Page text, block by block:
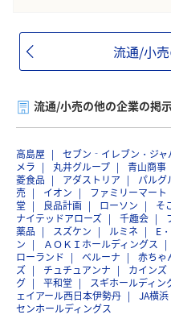
流通/小
流通/小売の他の企業の掲
高島屋 セブン‐イレブン・ジャ
メラ
丸井グループ 青山商事
菱食品
アダストリア パルグ
売
イオン ファミリーマート
堂
良品計画 ローソン そ
ナイテッドアローズ
千趣会
薬品
スズケン ルミネ E
ン
ＡＯＫＩホールディングス
ローランド
ベルーナ 赤ちゃ
ズ
チュチュアンナ カインズ
グ
平和堂 スギホールディン
ェイアール西日本伊勢丹
JA横浜
センホールディングス